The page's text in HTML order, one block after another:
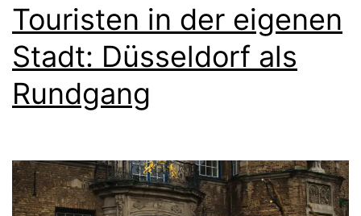
o
t
o
g
f
i
Touristen in der eigenen
Stadt: Düsseldorf als
Rundgang